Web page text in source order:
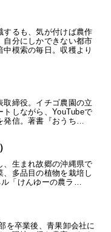
するも、気が付けば農作
自分にしかできない都市
模索の毎日。収穫より
締役。イチゴ農園の立
トしながら、YouTubeで
発信。著書『おうち…
、生まれ故郷の沖縄県で
多品目の植物を栽培し
「けんゆーの農ラ…
を卒業後、青果卸会社に